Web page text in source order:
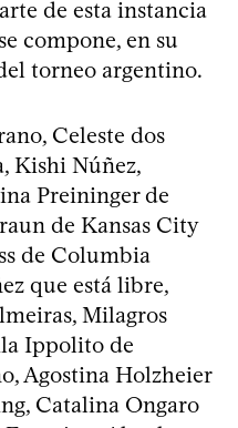
de esta instancia
compone, en su
torneo argentino.
Celeste dos
Kishi Núñez,
Preininger de
de Kansas City
de Columbia
que está libre,
Milagros
Ippolito de
Agostina Holzheier
Catalina Ongaro